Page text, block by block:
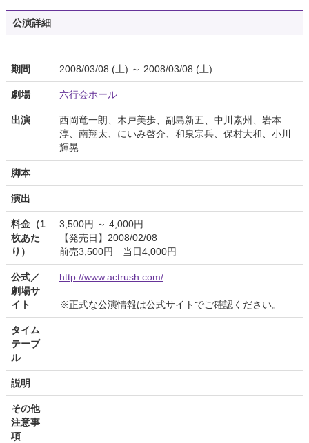
公演詳細
期間 2008/03/08 (土) ～ 2008/03/08 (土)
劇場 六行会ホール
出演
西岡竜一朗、木戸美歩、副島新五、中川素州、岩本
淳、南翔太、にいみ啓介、和泉宗兵、保村大和、小川
輝晃
脚本
演出
料金（1
枚あた
り）
3,500円 ～ 4,000円
【発売日】2008/02/08
前売3,500円 当日4,000円
公式／
劇場サ
イト
http://www.actrush.com/
※正式な公演情報は公式サイトでご確認ください。
タイム
テーブ
ル
説明
その他
注意事
項